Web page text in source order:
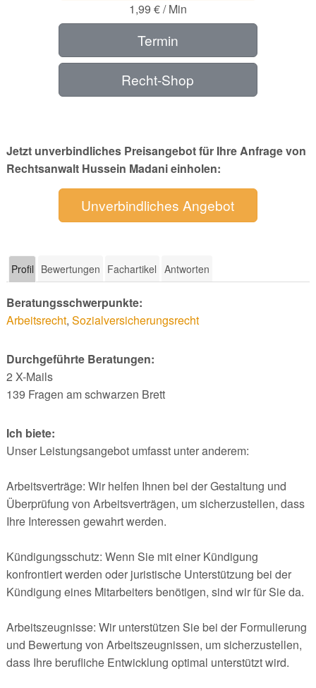
1,99 € / Min
Termin
Recht-Shop
Jetzt unverbindliches Preisangebot für Ihre Anfrage von
Rechtsanwalt Hussein Madani einholen:
Unverbindliches Angebot
Profil Bewertungen Fachartikel Antworten
Beratungsschwerpunkte:
Arbeitsrecht, Sozialversicherungsrecht
Durchgeführte Beratungen:
2 X-Mails
139 Fragen am schwarzen Brett
Ich biete:
Unser Leistungsangebot umfasst unter anderem:
Arbeitsverträge: Wir helfen Ihnen bei der Gestaltung und
Überprüfung von Arbeitsverträgen, um sicherzustellen, dass
Ihre Interessen gewahrt werden.
Kündigungsschutz: Wenn Sie mit einer Kündigung
konfrontiert werden oder juristische Unterstützung bei der
Kündigung eines Mitarbeiters benötigen, sind wir für Sie da.
Arbeitszeugnisse: Wir unterstützen Sie bei der Formulierung
und Bewertung von Arbeitszeugnissen, um sicherzustellen,
dass Ihre berufliche Entwicklung optimal unterstützt wird.